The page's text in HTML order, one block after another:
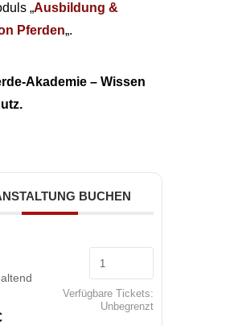
„Ausbildung &
Pferden„.
Akademie – Wissen
BUCHEN
Verfügbare Tickets:
Unbegrenzt